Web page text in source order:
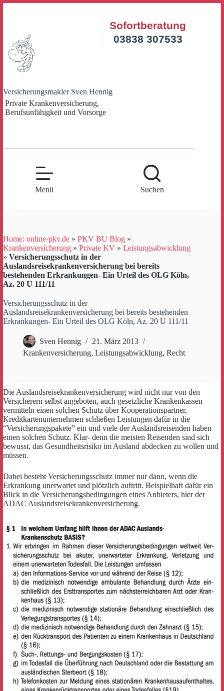
Versicherungsmakler Sven Hennig
Private Krankenversicherung,
Berufsunfähigkeit und Vorsorge
Sofortberatung
03838 307533
Menü Suchen
Home: online-pkv.de » PKV BU Blog »
Krankenversicherung » Private KV » Leistungsabwicklung
» Versicherungsschutz in der
Auslandsreisekrankenversicherung bei bereits
bestehenden Erkrankungen- Ein Urteil des OLG Köln,
Az. 20 U 111/11
Versicherungsschutz in der
Auslandsreisekrankenversicherung bei bereits bestehenden
Erkrankungen- Ein Urteil des OLG Köln, Az. 20 U 111/11
Sven Hennig
21. März 2013
Krankenversicherung, Leistungsabwicklung, Recht
Die Auslandsreisekrankenversicherung wird nicht nur von den
Versicherern selbst angeboten, auch gesetzliche Krankenkassen
vermitteln einen solchen Schutz über Kooperationspartner,
Kreditkartenunternehmen schließen Leistungen dafür in die
“Versicherungspakete” ein und viele der Auslandsreisenden haben
einen solchen Schutz. Klar- denn die meisten Reisenden sind sich
bewusst, das Gesundheitsrisiko im Ausland abdecken zu wollen und
müssen.
Dabei besteht Versicherungsschutz immer nur dann, wenn die
Erkrankung unerwartet und plötzlich auftritt. Beispielhaft dafür ein
Blick in die Versicherungsbedingungen eines Anbieters, hier der
ADAC Auslandsreisekrankenversicherung.